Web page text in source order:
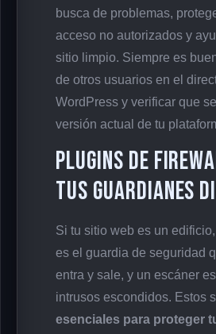
busca de problemas,
acceso no autorizados y
sitio limpio. Siempre es
de otros usuarios en el
WordPress y verificar que
versión actual de tu
Plugins de
Tus Guardianes
Si tu sitio web es un
es el guardia de seguridad
entra y sale, y un escáner
intrusos escondidos. Estos
esenciales para proteger